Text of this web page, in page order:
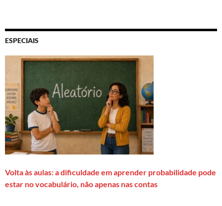
ESPECIAIS
Volta às aulas: a dificuldade em aprender probabilidade pode
estar no vocabulário, não apenas nas contas